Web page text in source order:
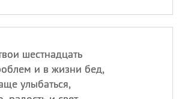
шестнадцать
и в жизни бед,
улыбаться,